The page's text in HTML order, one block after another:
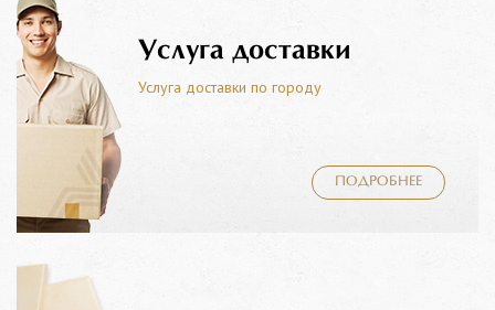
Услуга доставки
Услуга доставки по городу
ПОДРОБНЕЕ